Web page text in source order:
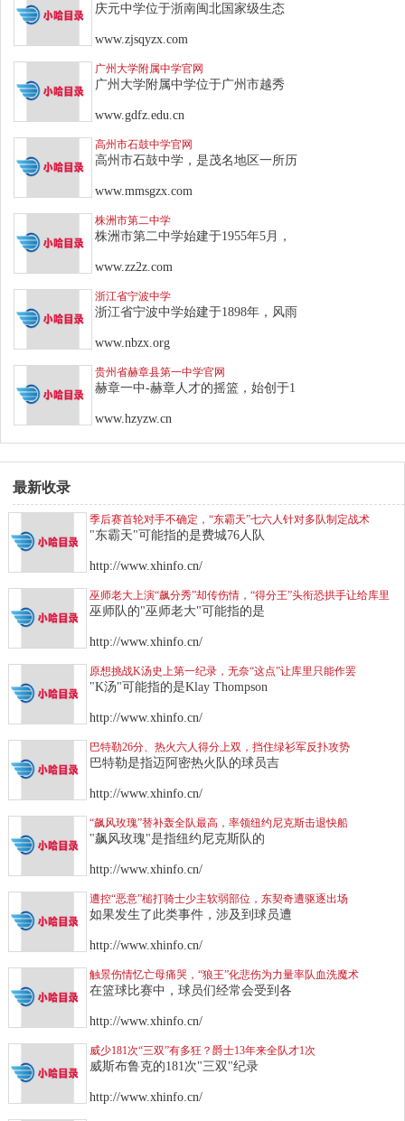
庆元中学位于浙南闽北国家级生态
www.zjsqyzx.com
广州大学附属中学官网
广州大学附属中学位于广州市越秀
www.gdfz.edu.cn
高州市石鼓中学官网
高州市石鼓中学，是茂名地区一所历
www.mmsgzx.com
株洲市第二中学
株洲市第二中学始建于1955年5月，
www.zz2z.com
浙江省宁波中学
浙江省宁波中学始建于1898年，风雨
www.nbzx.org
贵州省赫章县第一中学官网
赫章一中-赫章人才的摇篮，始创于1
www.hzyzw.cn
最新收录
季后赛首轮对手不确定，“东霸天”七六人针对多队制定战术
"东霸天"可能指的是费城76人队
http://www.xhinfo.cn/
巫师老大上演“飙分秀”却传伤情，“得分王”头衔恐拱手让给库里
巫师队的"巫师老大"可能指的是
http://www.xhinfo.cn/
原想挑战K汤史上第一纪录，无奈“这点”让库里只能作罢
"K汤"可能指的是Klay Thompson
http://www.xhinfo.cn/
巴特勒26分、热火六人得分上双，挡住绿衫军反扑攻势
巴特勒是指迈阿密热火队的球员吉
http://www.xhinfo.cn/
“飙风玫瑰”替补轰全队最高，率领纽约尼克斯击退快船
"飙风玫瑰"是指纽约尼克斯队的
http://www.xhinfo.cn/
遭控“恶意”槌打骑士少主软弱部位，东契奇遭驱逐出场
如果发生了此类事件，涉及到球员遭
http://www.xhinfo.cn/
触景伤情忆亡母痛哭，“狼王”化悲伤为力量率队血洗魔术
在篮球比赛中，球员们经常会受到各
http://www.xhinfo.cn/
威少181次“三双”有多狂？爵士13年来全队才1次
威斯布鲁克的181次"三双"纪录
http://www.xhinfo.cn/